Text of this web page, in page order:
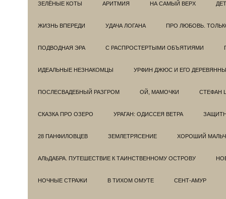
ЗЕЛЁНЫЕ КОТЫ АРИТМИЯ НА САМЫЙ ВЕРХ
ЖИЗНЬ ВПЕРЕДИ УДАЧА ЛОГАНА ПРО ЛЮБОВЬ.
ПОДВОДНАЯ ЭРА С РАСПРОСТЕРТЫМИ ОБЪЯТИЯМИ
ИДЕАЛЬНЫЕ НЕЗНАКОМЦЫ УРФИН ДЖЮС И ЕГО
ПОСЛЕСВАДЕБНЫЙ РАЗГРОМ ОЙ, МАМОЧКИ СТЕФАН
СКАЗКА ПРО ОЗЕРО УРАГАН: ОДИССЕЯ ВЕТРА
28 ПАНФИЛОВЦЕВ ЗЕМЛЕТРЯСЕНИЕ ХОРОШИЙ
АЛЬДАБРА. ПУТЕШЕСТВИЕ К ТАИНСТВЕННОМУ ОСТРОВУ
НОЧНЫЕ СТРАЖИ В ТИХОМ ОМУТЕ СЕНТ-АМУР